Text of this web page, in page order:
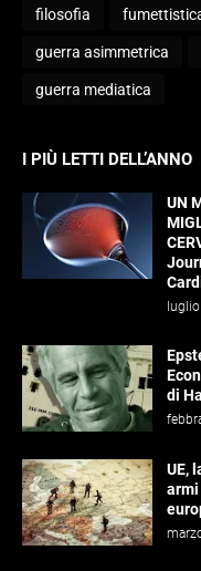
filosofia
guerra asimmetrica
guerra mediatica
I PIÙ LETTI DELL’ANNO
UN
di
UE,